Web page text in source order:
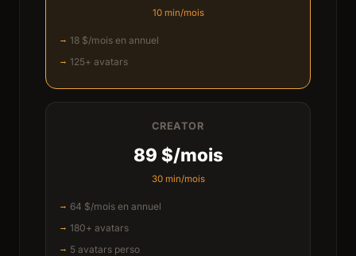
10 min/mois
18 $/mois en annuel
125+ avatars
CREATOR
89 $/mois
30 min/mois
64 $/mois en annuel
180+ avatars
5 avatars perso